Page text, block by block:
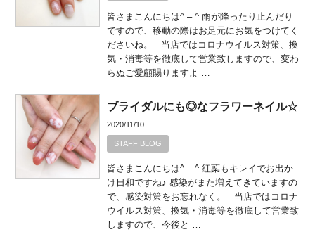
皆さまこんにちは^ – ^ 雨が降ったり止んだり
ですので、移動の際はお足元にお気をつけてく
ださいね。 当店ではコロナウイルス対策、換
気・消毒等を徹底して営業致しますので、変わ
らぬご愛顧賜りますよ …
ブライダルにも◎なフラワーネイル☆
2020/11/10
STAFF BLOG
皆さまこんにちは^ – ^ 紅葉もキレイでお出か
け日和ですね♪ 感染がまた増えてきていますの
で、感染対策をお忘れなく。 当店ではコロナ
ウイルス対策、換気・消毒等を徹底して営業致
しますので、今後と …